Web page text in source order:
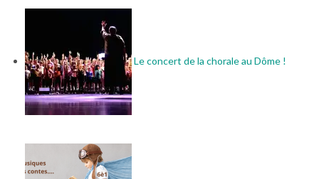
Le concert de la chorale au Dôme !